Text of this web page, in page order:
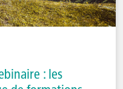
: les